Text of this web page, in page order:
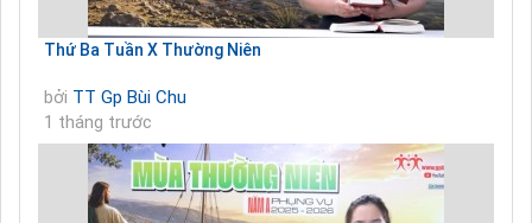
Thứ Ba Tuần X Thường Niên
bởi TT Gp Bùi Chu
1 tháng trước